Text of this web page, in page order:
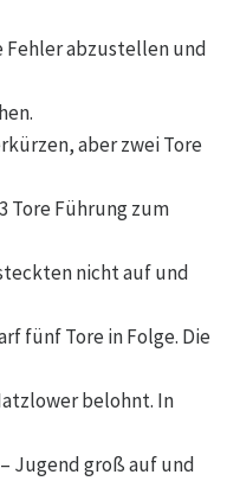
Fehler abzustellen und
aber zwei Tore
Tore Führung zum
nicht auf und
fünf Tore in Folge. Die
belohnt. In
Jugend groß auf und